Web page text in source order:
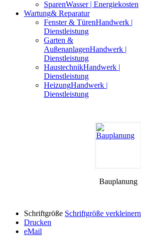
SparenWasser | Energiekosten
Wartung& Reparatur
Fenster & TürenHandwerk |
Dienstleistung
Garten &
AußenanlagenHandwerk |
Dienstleistung
HaustechnikHandwerk |
Dienstleistung
HeizungHandwerk |
Dienstleistung
Bauplanung
Schriftgröße Schriftgröße verkleinern
Drucken
eMail